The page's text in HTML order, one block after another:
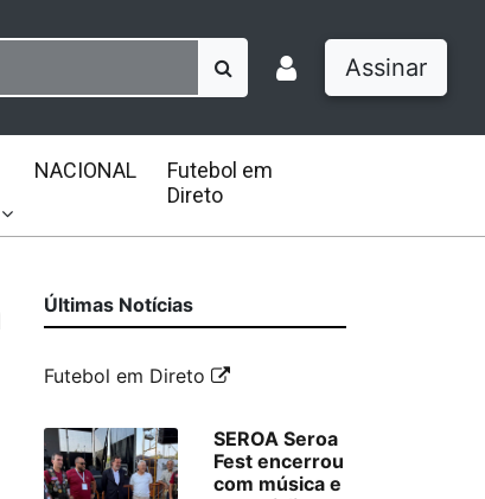
Assinar
NACIONAL
Futebol em
Direto
Últimas Notícias
Futebol em Direto
SEROA Seroa
Fest encerrou
com música e